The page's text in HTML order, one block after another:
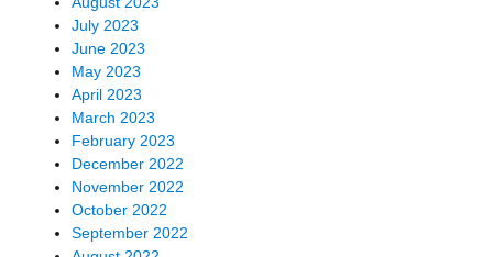
July 2023
June 2023
May 2023
April 2023
March 2023
February 2023
December 2022
November 2022
October 2022
September 2022